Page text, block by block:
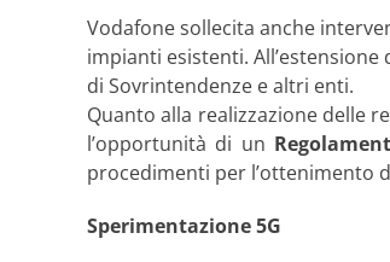
Vodafone sollecita anche
impianti esistenti.
di Sovrintendenze e altri enti.
Quanto alla realizzazione delle
l’opportunità di un
procedimenti per l’ottenimento
Sperimentazione 5G